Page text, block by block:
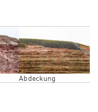
Abdeckung